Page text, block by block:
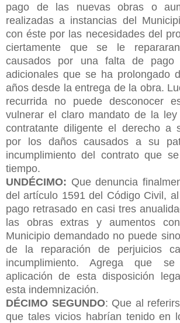
pago de las nuevas obras o
realizadas a instancias del
con éste por las necesidades del
ciertamente que se le
causados por una falta de pago
adicionales que se ha prolongado
años desde la entrega de la obra.
recurrida no puede desconocer
vulnerar el claro mandato de la
contratante diligente el derecho a
por los daños causados a su
incumplimiento del contrato que
tiempo.
UNDÉCIMO: Que denuncia
del artículo 1591 del Código Civil,
pago retrasado en casi tres
las obras extras y aumentos
Municipio demandado no puede
de la reparación de perjuicios
incumplimiento. Agrega que
aplicación de esta disposición
esta indemnización.
DÉCIMO SEGUNDO: Que al
que tales vicios habrían tenido en